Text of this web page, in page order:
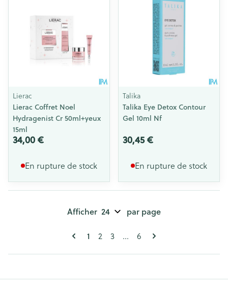
Lierac
Lierac Coffret Noel
Hydragenist Cr 50ml+yeux
15ml
34,00 €
En rupture de stock
Talika
Talika Eye Detox Contour
Gel 10ml Nf
30,45 €
En rupture de stock
Pages
Vous lisez actuellement la page
1 Page
2 Page
3 ... Page
6
Afficher par page